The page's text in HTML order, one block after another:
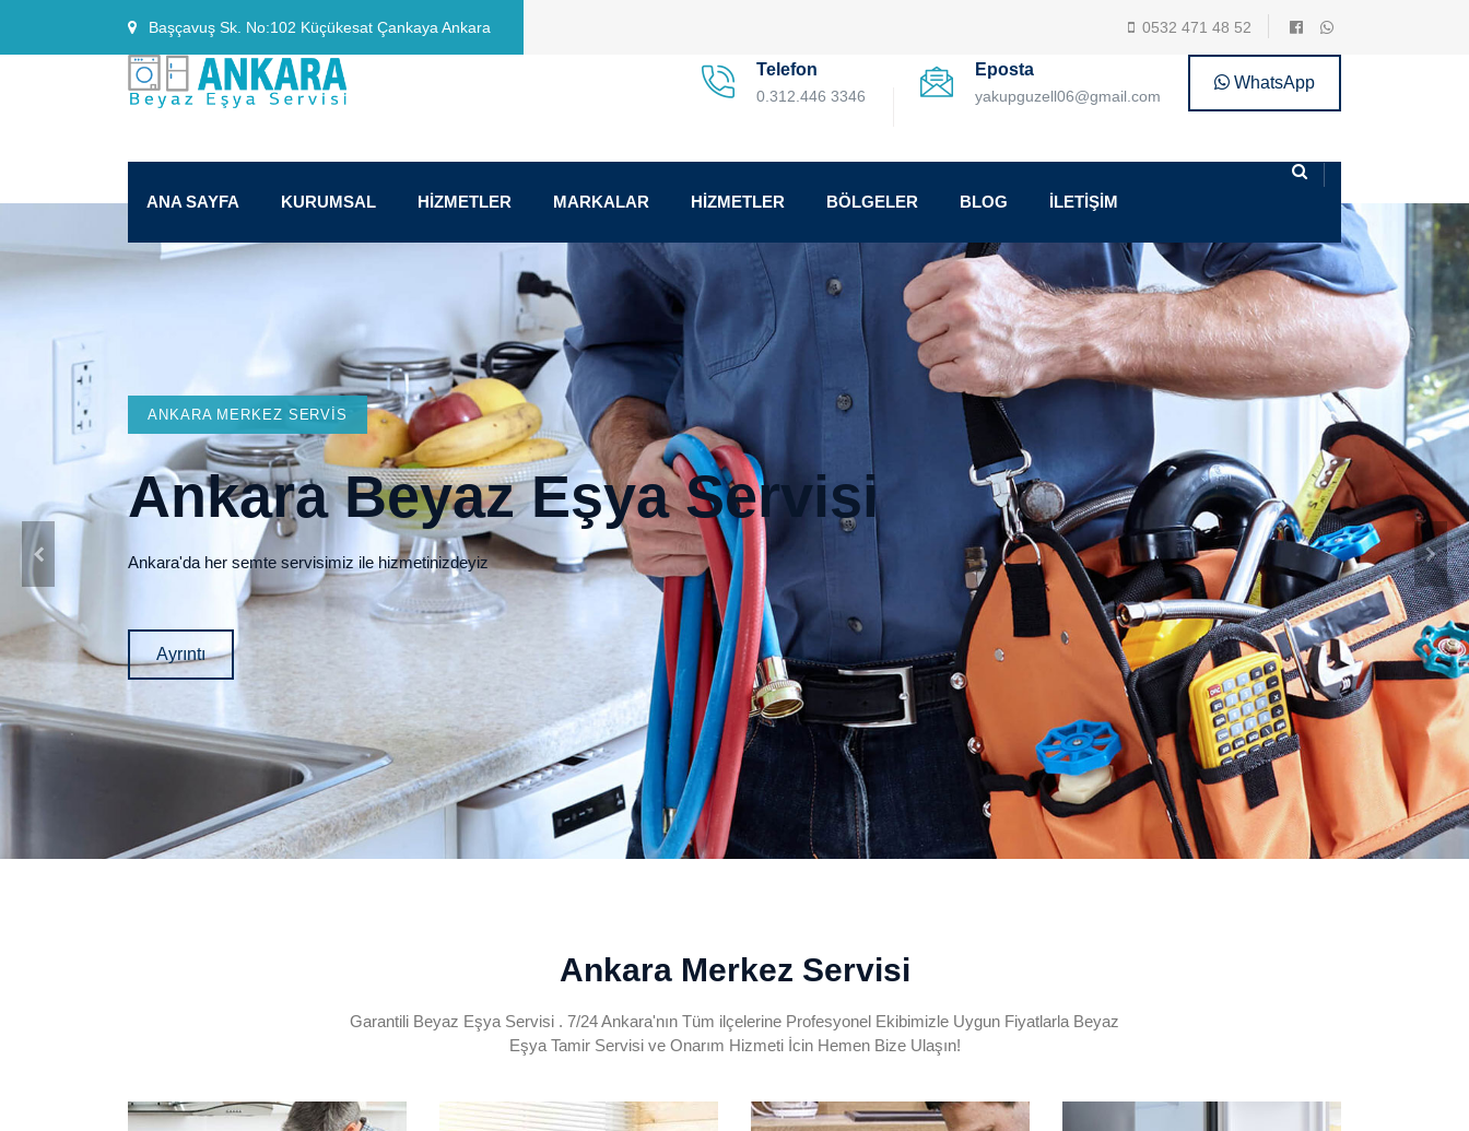
Başçavuş Sk. No:102 Küçükesat Çankaya Ankara 0532 471 48 52
Telefon
0.312.446 3346
Eposta
yakupguzell06@gmail.com
WhatsApp
ANA SAYFA KURUMSAL HİZMETLER MARKALAR HİZMETLER BÖLGELER BLOG İLETİŞİM
ANKARA MERKEZ SERVIS
Ankara Beyaz Eşya Servisi
Ankara'da her semte servisimiz ile hizmetinizdeyiz
Ayrıntı
Ankara Merkez Servisi
Garantili Beyaz Eşya Servisi . 7/24 Ankara'nın Tüm ilçelerine Profesyonel Ekibimizle Uygun Fiyatlarla Beyaz
Eşya Tamir Servisi ve Onarım Hizmeti İcin Hemen Bize Ulaşın!